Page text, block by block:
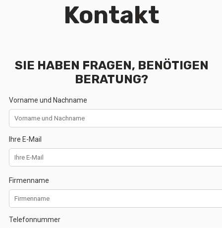
Kontakt
SIE HABEN FRAGEN, BENÖTIGEN
BERATUNG?
Vorname und Nachname
Ihre E-Mail
Firmenname
Telefonnummer